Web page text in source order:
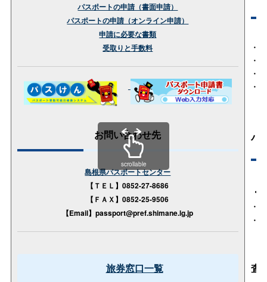
パスポートの申請（書面申請）
パスポートの申請（オンライン申請）
申請に必要な書類
受取りと手数料
お問い合わせ先
島根県パスポートセンター
【ＴＥＬ】0852-27-8686
【ＦＡＸ】0852-25-9506
【Email】passport@pref.shimane.lg.jp
旅券窓口一覧
・
・
・
・
パ
・
・
・
査
scrollable